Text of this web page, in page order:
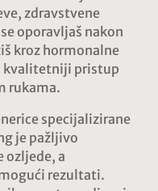
zdravstvene
oporavljaš nakon
kroz hormonalne
kvalitetniji pristup
rukama.
specijalizirane
je pažljivo
ozljede, a
rezultati.